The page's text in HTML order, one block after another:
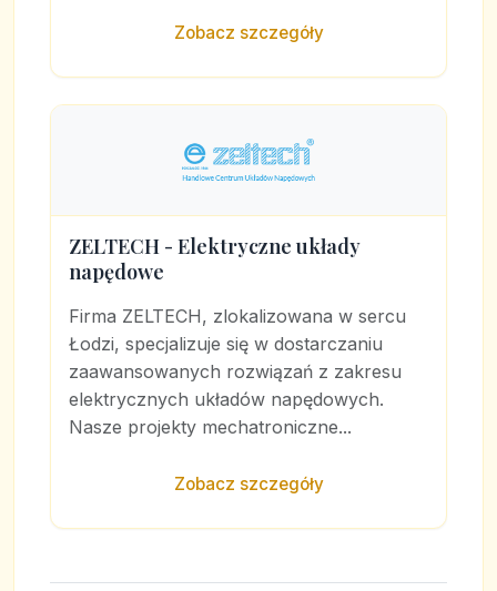
Zobacz szczegóły
ZELTECH - Elektryczne układy
napędowe
Firma ZELTECH, zlokalizowana w sercu
Łodzi, specjalizuje się w dostarczaniu
zaawansowanych rozwiązań z zakresu
elektrycznych układów napędowych.
Nasze projekty mechatroniczne...
Zobacz szczegóły